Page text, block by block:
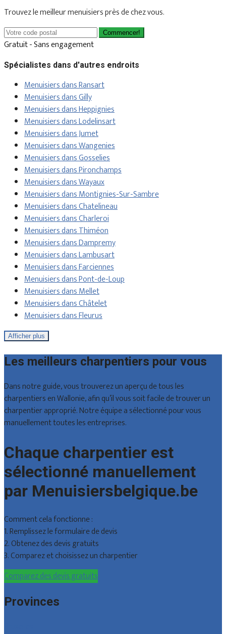
Trouvez le meilleur menuisiers près de chez vous.
Commencer!
Gratuit - Sans engagement
Spécialistes dans d'autres endroits
Menuisiers dans Ransart
Menuisiers dans Gilly
Menuisiers dans Heppignies
Menuisiers dans Lodelinsart
Menuisiers dans Jumet
Menuisiers dans Wangenies
Menuisiers dans Gosselies
Menuisiers dans Pironchamps
Menuisiers dans Wayaux
Menuisiers dans Montignies-Sur-Sambre
Menuisiers dans Chatelineau
Menuisiers dans Charleroi
Menuisiers dans Thiméon
Menuisiers dans Dampremy
Menuisiers dans Lambusart
Menuisiers dans Farciennes
Menuisiers dans Pont-de-Loup
Menuisiers dans Mellet
Menuisiers dans Châtelet
Menuisiers dans Fleurus
Afficher plus
Les meilleurs charpentiers pour vous
Dans notre guide, vous trouverez un aperçu de tous les
charpentiers en Wallonie, afin qu’il vous soit facile de trouver un
charpentier approprié. Notre équipe a sélectionné pour vous
manuellement toutes les entreprises.
Chaque charpentier est
sélectionné manuellement
par Menuisiersbelgique.be
Comment cela fonctionne :
1. Remplissez le formulaire de devis
2. Obtenez des devis gratuits
3. Comparez et choisissez un charpentier
Comparez des devis gratuits
Provinces